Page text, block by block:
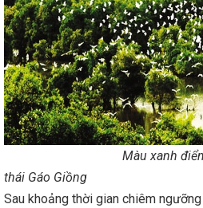
Màu xanh điểm nhấn
thái Gáo Giồng
Sau khoảng thời gian chiêm